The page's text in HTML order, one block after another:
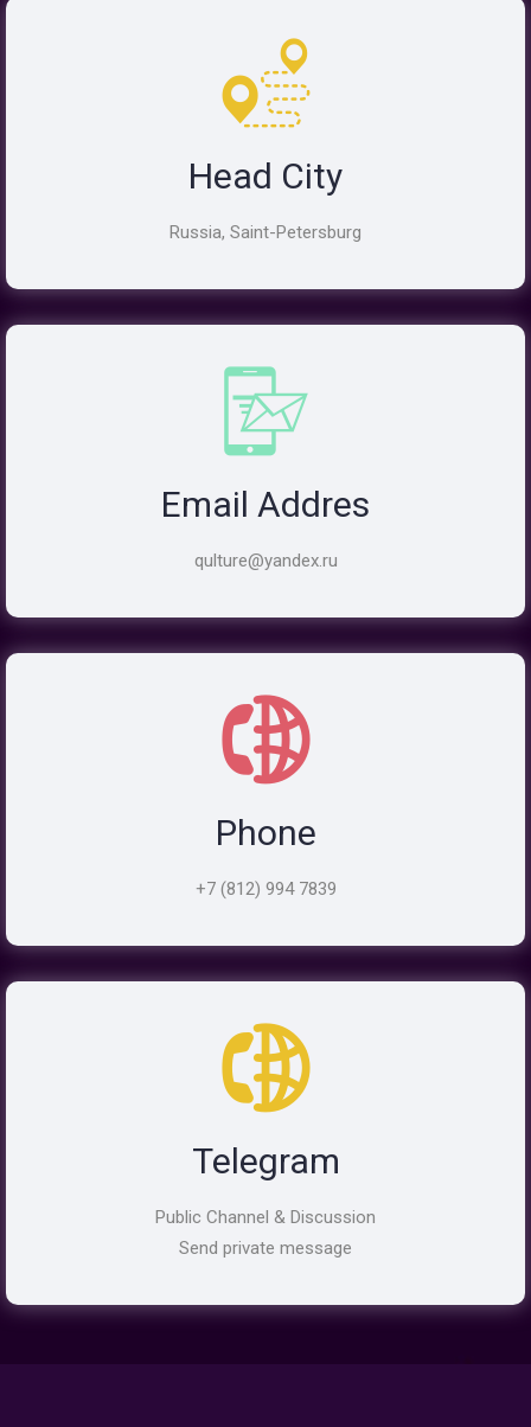
Head City
Russia, Saint-Petersburg
Email Addres
qulture@yandex.ru
Phone
+7 (812) 994 7839
Telegram
Public Channel & Discussion
Send private message